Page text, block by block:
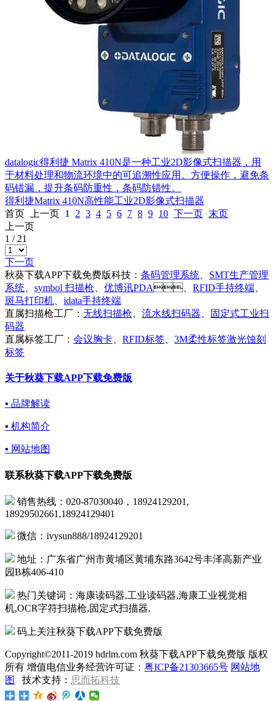
datalogic得利捷 Matrix 410N是一种工业2D影像式扫描器，用
于材料处理和物流环境中的可追溯性应用。方便操作，避免条
码错漏，提升条码防重性，条码防错性。
得利捷Matrix 410N高性能工业2D影像式扫描器
首页
上一页 1 2 3 4 5 6 7 8 9 10 下一页 末页
上一页
1 / 21
下一页
秋葵下载APP下载免费版科技： 条码管理系统
SMT生产管理
系统
symbol 扫描枪 优博讯PDA、 RFID手持终端
斑马打印机
idata手持终端
直属扫描枪工厂： 无线扫描枪 流水线扫码器
固定式工业扫
码器
直属标签工厂： 会议胸卡 RFID标签
3M柔性标签激光蚀刻
标签
关于秋葵下载APP下载免费版
▪ 品牌解读
▪ 机构简介
▪ 网站地图
联系秋葵下载APP下载免费版
销售热线：020-87030040，18924129201,
18929502661,18924129401
微信：ivysun888/18924129201
地址：广东省广州市黄埔区黄埔东路3642号丰泽高新产业
园B栋406-410
热门关键词：海康读码器,工业读码器,海康工业视觉相
机,OCR字符扫描枪,固定式扫描器,
码上关注秋葵下载APP下载免费版
Copyright©2011-2019 hdrlm.com 秋葵下载APP下载免费版 版权
所有 增值电信业务经营许可证： 粤ICP备21303665号 网站地
图
技术支持： 思而拓科技